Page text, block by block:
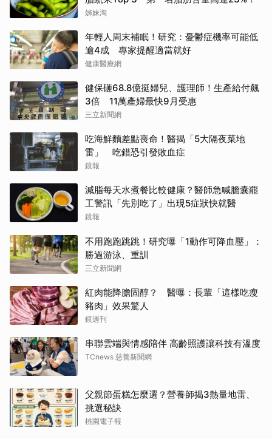
姊妹淘
年輕人周末補眠！研究：憂鬱症機率可能低
逾4成 專家提醒適當就好
健康醫療網
健保砸68.8億挺婦兒、護理師！生產給付飆
3倍 11萬產婦最快9月受惠
三立新聞網
吃海鮮麵差點喪命！醫揭「5大隔夜菜地
雷」 吃錯恐引發敗血症
鏡報
減脂每天水煮餐比較健康？醫師急喊膽囊罷
工警訊「先別吃了」出現5症狀快就醫
鏡報
不用跑跑跳跳！研究曝「1動作可降血壓」：
勝過游泳、重訓
三立新聞網
紅肉能降膽固醇？ 醫曝：長輩「這樣吃瘦
豬肉」效果驚人
鏡週刊
串聯雲端與情感陪伴 高齡照護讓科技有溫度
TCnews 慈善新聞網
父親節蛋糕怎麼選？營養師揭3熱量地雷、
挑選秘訣
桃園電子報